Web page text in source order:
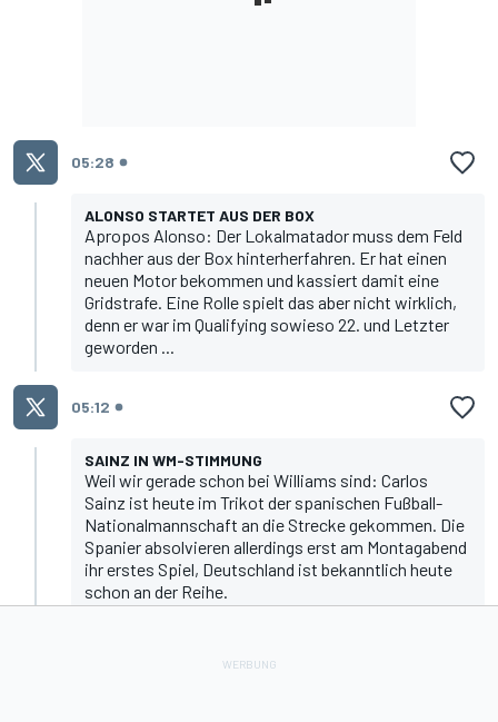
05:28
ALONSO STARTET AUS DER BOX
Apropos Alonso: Der Lokalmatadormuss dem Feld
nachher aus der Box hinterherfahren. Er hat einen
neuen Motor bekommen und kassiert damit eine
Gridstrafe. Eine Rolle spielt das aber nicht wirklich,
denn er war im Qualifying sowieso 22. und Letzter
geworden ...
05:12
SAINZ IN WM-STIMMUNG
Weil wir gerade schon bei Williams sind: Carlos
Sainz ist heute im Trikot der spanischen Fußball-
Nationalmannschaft an die Strecke gekommen. Die
Spanier absolvieren allerdings erst am Montagabend
ihr erstes Spiel, Deutschland ist bekanntlich heute
schon an der Reihe.
heute Grund zum Jubeln gibt. Die Chancen stehen